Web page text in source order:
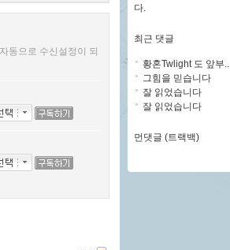
동으로 수신설정이 되
다.
최근 댓글
황혼Twlight 도 앞부..
그힘을 믿습니다
잘 읽었습니다
잘 읽었습니다
먼댓글 (트랙백)